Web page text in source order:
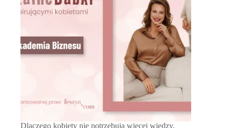
Dlaczego kobiety nie potrzebują więcej wiedzy,